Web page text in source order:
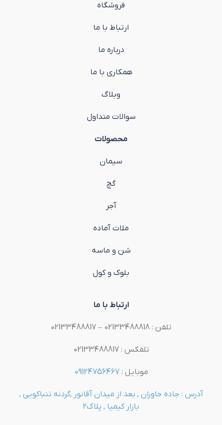
فروشگاه
ارتباط با ما
درباره ما
همکاری با ما
وبلاگ
سوالات متداول
محصولات
سیمان
گچ
آجر
ملات آماده
شن و ماسه
بلوک و کول
ارتباط با ما
تلفن : 02133488818 – 02133488817
تلفکس : 02133488817
موبایل :09124756467
آدرس : جاده خاوران , بعد از میدان آقانور ,گردنه تنباکویی ,
بازار کیمیا , پلاک2